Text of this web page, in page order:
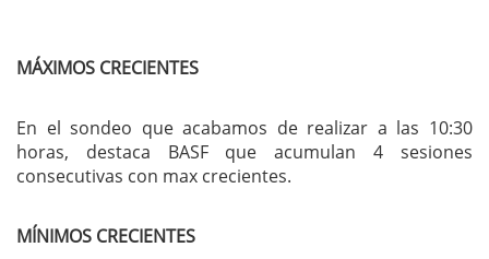
MÁXIMOS CRECIENTES
En el sondeo que acabamos de realizar a las 10:30
horas, destaca BASF que acumulan 4 sesiones
consecutivas con max crecientes.
MÍNIMOS CRECIENTES